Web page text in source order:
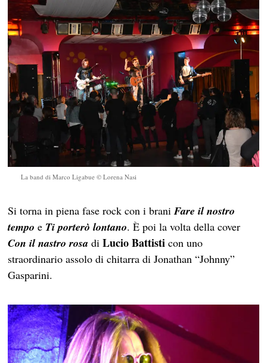
La band di Marco Ligabue © Lorena Nasi
Si torna in piena fase rock con i brani Fare il nostro
tempo e Ti porterò lontano. È poi la volta della cover
Con il nastro rosa diLucio Battisti con uno
straordinario assolo di chitarra di Jonathan “Johnny”
Gasparini.